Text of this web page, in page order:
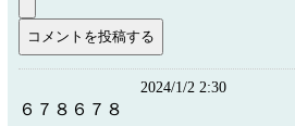
2024/1/2 2:30
６７８６７８